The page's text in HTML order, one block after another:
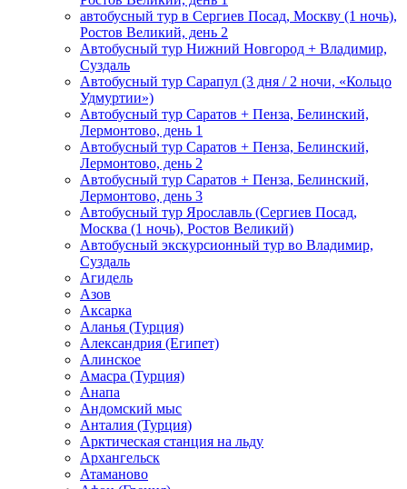
автобусный тур в Сергиев Посад, Москву (1 ночь),
Ростов Великий, день 2
Автобусный тур Нижний Новгород + Владимир,
Суздаль
Автобусный тур Сарапул (3 дня / 2 ночи, «Кольцо
Удмуртии»)
Автобусный тур Саратов + Пенза, Белинский,
Лермонтово, день 1
Автобусный тур Саратов + Пенза, Белинский,
Лермонтово, день 2
Автобусный тур Саратов + Пенза, Белинский,
Лермонтово, день 3
Автобусный тур Ярославль (Сергиев Посад,
Москва (1 ночь), Ростов Великий)
Автобусный экскурсионный тур во Владимир,
Суздаль
Агидель
Азов
Аксарка
Аланья (Турция)
Александрия (Египет)
Алинское
Амасра (Турция)
Анапа
Андомский мыс
Анталия (Турция)
Арктическая станция на льду
Архангельск
Атаманово